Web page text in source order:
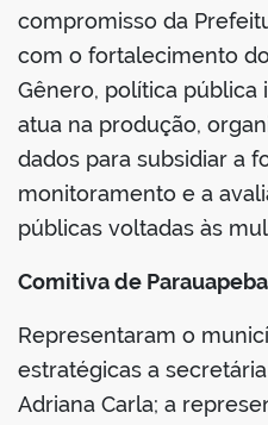
compromisso da
com o fortalecimento
Gênero, política pública
atua na produção,
dados para subsidiar a
monitoramento e a
públicas voltadas às
Comitiva de
Representaram o
estratégicas a
Adriana Carla; a